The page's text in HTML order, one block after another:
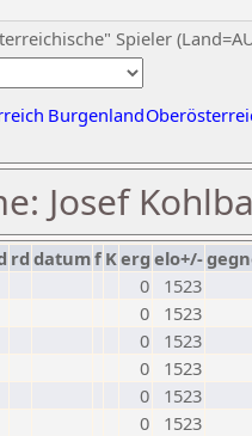
Spieler
Burgenland
Josef
rd datumf Kerg elo+/-
0
1523
0
1523
0
1523
0
1523
0
1523
0
1523